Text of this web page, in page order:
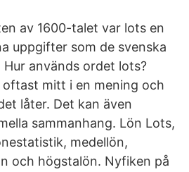
av 1600-​talet var lots en
uppgifter som de svenska
används ordet lots?
mitt i en mening och
låter. Det kan även
sammanhang. Lön Lots,
medellön,
och högstalön. Nyfiken på